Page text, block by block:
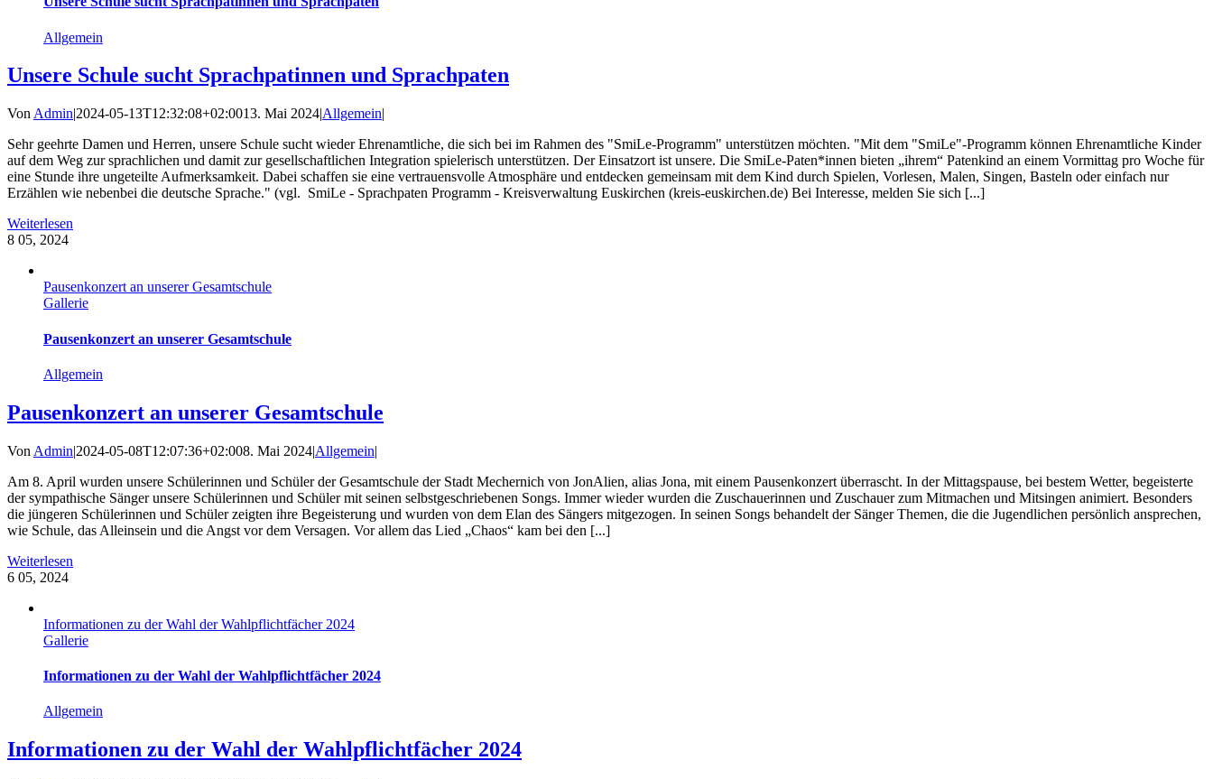
Allgemein
Unsere Schule sucht Sprachpatinnen und Sprachpaten
Von Admin|2024-05-13T12:32:08+02:0013. Mai 2024|Allgemein|
Sehr geehrte Damen und Herren, unsere Schule sucht wieder Ehrenamtliche, die sich bei im Rahmen des "SmiLe-Programm" unterstützen möchten. "Mit dem "SmiLe"-Programm können Ehrenamtliche Kinder
auf dem Weg zur sprachlichen und damit zur gesellschaftlichen Integration spielerisch unterstützen. Der Einsatzort ist unsere. Die SmiLe-Paten*innen bieten „ihrem“ Patenkind an einem Vormittag pro Woche für
eine Stunde ihre ungeteilte Aufmerksamkeit. Dabei schaffen sie eine vertrauensvolle Atmosphäre und entdecken gemeinsam mit dem Kind durch Spielen, Vorlesen, Malen, Singen, Basteln oder einfach nur
Erzählen wie nebenbei die deutsche Sprache." (vgl. SmiLe - Sprachpaten Programm - Kreisverwaltung Euskirchen (kreis-euskirchen.de) Bei Interesse, melden Sie sich [...]
Weiterlesen
8 05, 2024
Pausenkonzert an unserer Gesamtschule
Gallerie
Pausenkonzert an unserer Gesamtschule
Allgemein
Pausenkonzert an unserer Gesamtschule
Von Admin|2024-05-08T12:07:36+02:008. Mai 2024|Allgemein|
Am 8. April wurden unsere Schülerinnen und Schüler der Gesamtschule der Stadt Mechernich von JonAlien, alias Jona, mit einem Pausenkonzert überrascht. In der Mittagspause, bei bestem Wetter, begeisterte
der sympathische Sänger unsere Schülerinnen und Schüler mit seinen selbstgeschriebenen Songs. Immer wieder wurden die Zuschauerinnen und Zuschauer zum Mitmachen und Mitsingen animiert. Besonders
die jüngeren Schülerinnen und Schüler zeigten ihre Begeisterung und wurden von dem Elan des Sängers mitgezogen. In seinen Songs behandelt der Sänger Themen, die die Jugendlichen persönlich ansprechen,
wie Schule, das Alleinsein und die Angst vor dem Versagen. Vor allem das Lied „Chaos“ kam bei den [...]
Weiterlesen
6 05, 2024
Informationen zu der Wahl der Wahlpflichtfächer 2024
Gallerie
Informationen zu der Wahl der Wahlpflichtfächer 2024
Allgemein
Informationen zu der Wahl der Wahlpflichtfächer 2024